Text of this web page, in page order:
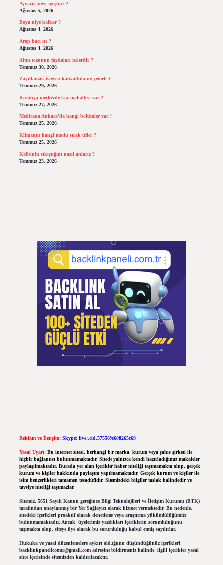
Ayvacık neyi meşhur ?
Ağustos 5, 2026
Boya niye kalkar ?
Ağustos 4, 2026
Arap bacı ne ?
Ağustos 4, 2026
Altın tozunun faydaları nelerdir ?
Temmuz 30, 2026
Zayıflamak isteyen kahvaltıda ne yemeli ?
Temmuz 29, 2026
Kütahya merkezde kaç mahallesi var ?
Temmuz 27, 2026
Medicana Ankara’da hangi bölümler var ?
Temmuz 25, 2026
Klimanın hangi modu sıcak üfler ?
Temmuz 25, 2026
Kalbinin sıkıştığını nasıl anlarız ?
Temmuz 23, 2026
Reklam ve İletişim: Skype: live:.cid.575569c608265c69
Yasal Uyarı: Bu internet sitesi, herhangi bir marka, kurum veya şahıs şirketi ile
hiçbir bağlantısı bulunmamaktadır. Sitede yalnızca kendi hazırladığımız makaleler
paylaşılmaktadır. Burada yer alan içerikler haber niteliği taşımamakta olup, gerçek
kurum ve kişiler hakkında paylaşım yapılmamaktadır. Gerçek kurum ve kişiler ile
isim benzerlikleri tamamen tesadüfidir. Sitemizdeki bilgiler taslak halindedir ve
tavsiye niteliği taşımazlar.
Sitemiz, 5651 Sayılı Kanun gereğince Bilgi Teknolojileri ve İletişim Kurumu (BTK)
tarafından onaylanmış bir Yer Sağlayıcı olarak hizmet vermektedir. Bu nedenle,
sitedeki içerikleri proaktif olarak denetleme veya araştırma yükümlülüğümüz
bulunmamaktadır. Ancak, üyelerimiz yazdıkları içeriklerin sorumluluğunu
taşımakta olup, siteye üye olarak bu sorumluluğu kabul etmiş sayılırlar.
Hukuka ve yasal düzenlemelere aykırı olduğunu düşündüğünüz içerikleri,
backlinkpanelicomtr@gmail.comadresine bildirmeniz halinde, ilgili içerikler yasal
süre içerisinde sitemizden kaldırılacaktır.